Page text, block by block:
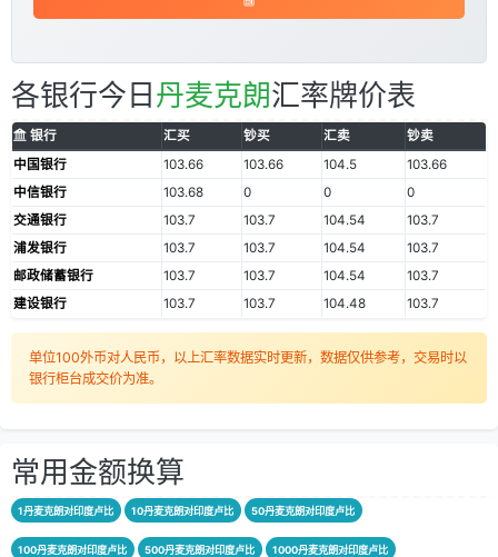
各银行今日 丹麦克朗汇率牌价表
银行 汇买 钞买 汇卖
钞卖
中国银行
103.66 103.66 104.5
103.66
中信银行
103.68 0 0
0
交通银行
103.7 103.7 104.54
103.7
浦发银行
103.7 103.7 104.54
103.7
邮政储蓄银行
103.7 103.7 104.54
103.7
建设银行
103.7 103.7 104.48 103.7
单位100外币对人民币，以上汇率数据实时更新，数据仅供参考，交易时以
银行柜台成交价为准。
常用金额换算
1丹麦克朗对印度卢比 10丹麦克朗对印度卢比 50丹麦克朗对印度卢比
100丹麦克朗对印度卢比 500丹麦克朗对印度卢比 1000丹麦克朗对印度卢比